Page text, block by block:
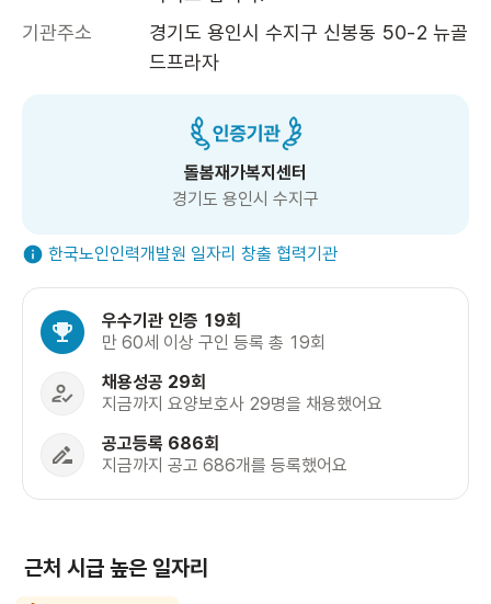
기관주소
경기도 용인시 수지구 신봉동 50-2 뉴골
드프라자
돌봄재가복지센터
경기도 용인시 수지구
한국노인인력개발원 일자리 창출 협력기관
우수기관 인증 19회
만 60세 이상 구인 등록 총 19회
채용성공 29회
지금까지 요양보호사 29명을 채용했어요
공고등록 686회
지금까지 공고 686개를 등록했어요
근처 시급 높은 일자리